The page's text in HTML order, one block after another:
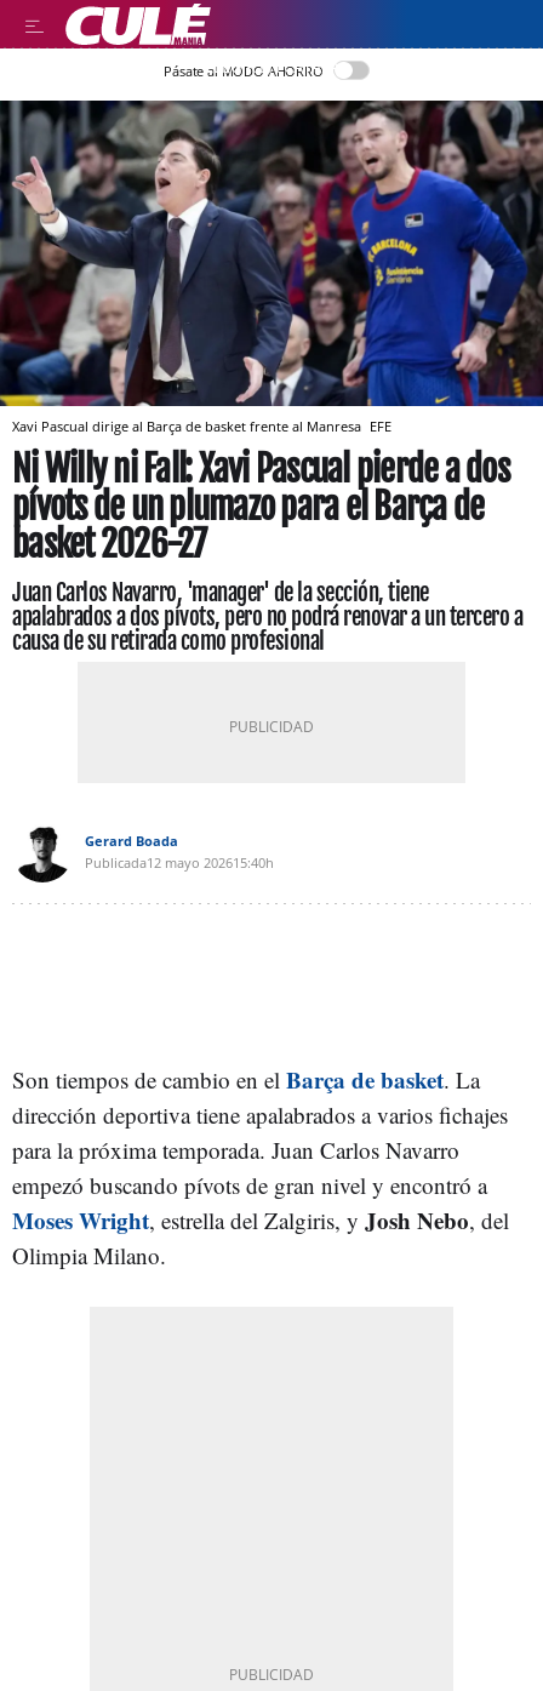
LLEGIR EN CATALÀ
Pásate al MODO AHORRO
Xavi Pascual dirige al Barça de basket frente al Manresa EFE
Ni Willy ni Fall: Xavi Pascual pierde a dos
pívots de un plumazo para el Barça de
basket 2026-27
Juan Carlos Navarro, 'manager' de la sección, tiene
apalabrados a dos pívots, pero no podrá renovar a un tercero a
causa de su retirada como profesional
Gerard Boada
Publicada12 mayo 202615:40h
Son tiempos de cambio en el Barça de basket. La
dirección deportiva tiene apalabrados a varios fichajes
para la próxima temporada. Juan Carlos Navarro
empezó buscando pívots de gran nivel y encontró a
Moses Wright, estrella del Zalgiris, y Josh Nebo, del
Olimpia Milano.